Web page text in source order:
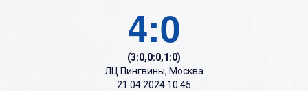
4:0
(3:0,0:0,1:0)
ЛЦ Пингвины, Москва
21.04.2024 10:45